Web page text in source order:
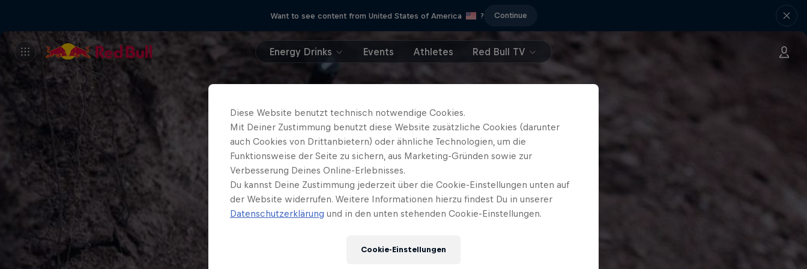
Want to see content from United States of America ? Continue
Energy Drinks Events Athletes Red Bull TV
Diese Website benutzt technisch notwendige Cookies.
Mit Deiner Zustimmung benutzt diese Website zusätzliche Cookies (darunter
auch Cookies von Drittanbietern) oder ähnliche Technologien, um die
Funktionsweise der Seite zu sichern, aus Marketing-Gründen sowie zur
Verbesserung Deines Online-Erlebnisses.
Du kannst Deine Zustimmung jederzeit über die Cookie-Einstellungen unten auf
der Website widerrufen. Weitere Informationen hierzu findest Du in unserer
Datenschutzerklärung und in den unten stehenden Cookie-Einstellungen.
Cookie-Einstellungen